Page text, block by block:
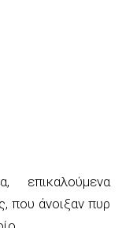
επικαλούμενα
που άνοιξαν πυρ